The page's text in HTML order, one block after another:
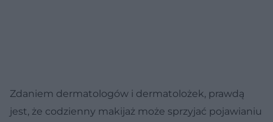
Zdaniem dermatologów i dermatolożek, prawdą
jest, że codzienny makijaż może sprzyjać pojawianiu